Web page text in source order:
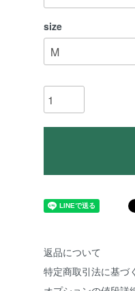
size
返品について
特定商取引法に基づ